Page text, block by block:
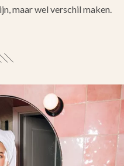
maar wel verschil maken.